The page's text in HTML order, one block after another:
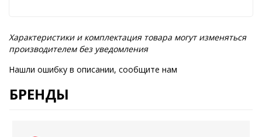
Характеристики и комплектация товара могут изменяться
производителем без уведомления
Нашли ошибку в описании, сообщите нам
БРЕНДЫ